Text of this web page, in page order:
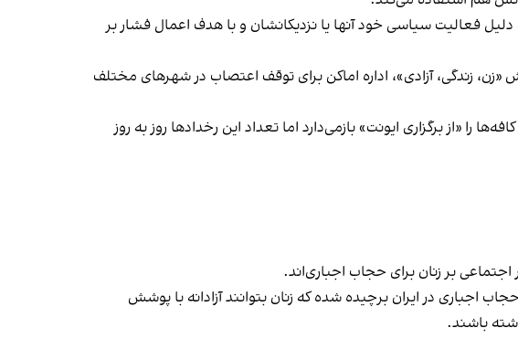
فعالیت سیاسی خود آنها یا نزدیکانشان و با هدف اعمال فشار بر
و همزمان با اعتراضات سراسری در خیزش «زن، زندگی، آزادی»، اداره اماکن برای توقف اعتصاب در شهرهای مختلف
«از برگزاری ایونت» بازمی‌دارد اما تعداد این رخدادها روز به روز
اجباری در ایران برچیده شده که زنان بتوانند آزادانه با پوشش
باشند.